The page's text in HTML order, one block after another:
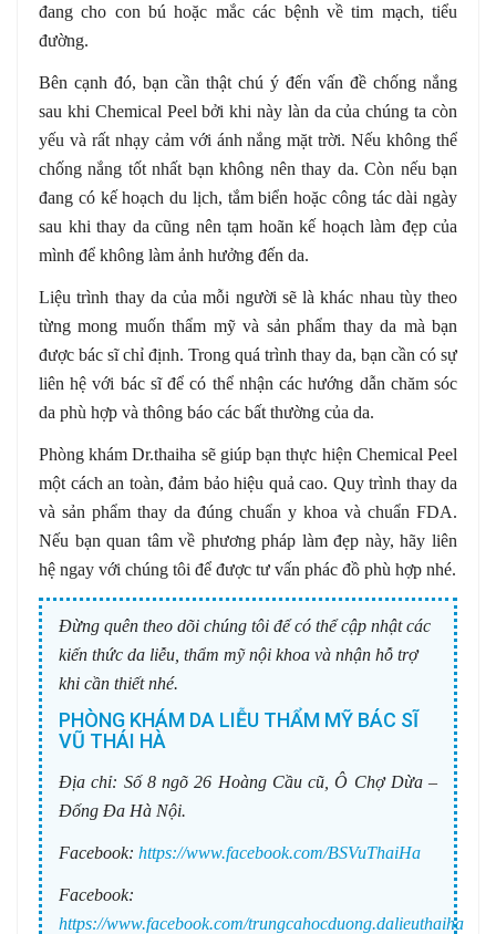
đang cho con bú hoặc mắc các bệnh về tim mạch, tiểu
đường.
Bên cạnh đó, bạn cần thật chú ý đến vấn đề chống nắng
sau khi Chemical Peel bởi khi này làn da của chúng ta còn
yếu và rất nhạy cảm với ánh nắng mặt trời. Nếu không thể
chống nắng tốt nhất bạn không nên thay da. Còn nếu bạn
đang có kế hoạch du lịch, tắm biển hoặc công tác dài ngày
sau khi thay da cũng nên tạm hoãn kế hoạch làm đẹp của
mình để không làm ảnh hưởng đến da.
Liệu trình thay da của mỗi người sẽ là khác nhau tùy theo
từng mong muốn thẩm mỹ và sản phẩm thay da mà bạn
được bác sĩ chỉ định. Trong quá trình thay da, bạn cần có sự
liên hệ với bác sĩ để có thể nhận các hướng dẫn chăm sóc
da phù hợp và thông báo các bất thường của da.
Phòng khám Dr.thaiha sẽ giúp bạn thực hiện Chemical Peel
một cách an toàn, đảm bảo hiệu quả cao. Quy trình thay da
và sản phẩm thay da đúng chuẩn y khoa và chuẩn FDA.
Nếu bạn quan tâm về phương pháp làm đẹp này, hãy liên
hệ ngay với chúng tôi để được tư vấn phác đồ phù hợp nhé.
Đừng quên theo dõi chúng tôi để có thể cập nhật các
kiến thức da liễu, thẩm mỹ nội khoa và nhận hỗ trợ
khi cần thiết nhé.
PHÒNG KHÁM DA LIỄU THẨM MỸ BÁC SĨ
VŨ THÁI HÀ
Địa chỉ: Số 8 ngõ 26 Hoàng Cầu cũ, Ô Chợ Dừa –
Đống Đa Hà Nội.
Facebook: https://www.facebook.com/BSVuThaiHa
Facebook:
https://www.facebook.com/trungcahocduong.dalieuthaiha